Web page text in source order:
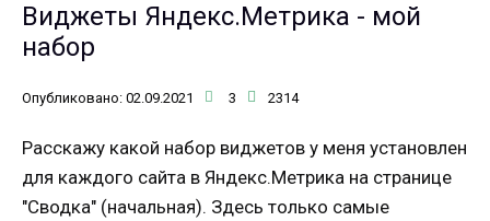
Виджеты Яндекс.Метрика - мой
набор
Опубликовано: 02.09.2021 3 2314
Расскажу какой набор виджетов у меня установлен
для каждого сайта в Яндекс.Метрика на странице
"Сводка" (начальная). Здесь только самые